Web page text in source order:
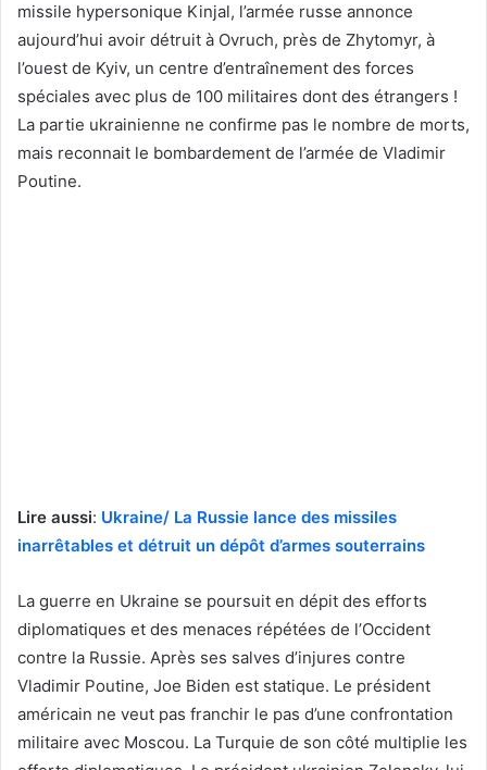
missile hypersonique Kinjal, l’armée russe annonce
aujourd’hui avoir détruit à Ovruch, près de Zhytomyr, à
l’ouest de Kyiv, un centre d’entraînement des forces
spéciales avec plus de 100 militaires dont des étrangers !
La partie ukrainienne ne confirme pas le nombre de morts,
mais reconnait le bombardement de l’armée de Vladimir
Poutine.
Lire aussi: Ukraine/ La Russie lance des missiles
inarrêtables et détruit un dépôt d’armes souterrains
La guerre en Ukraine se poursuit en dépit des efforts
diplomatiques et des menaces répétées de l’Occident
contre la Russie. Après ses salves d’injures contre
Vladimir Poutine, Joe Biden est statique. Le président
américain ne veut pas franchir le pas d’une confrontation
militaire avec Moscou. La Turquie de son côté multiplie les